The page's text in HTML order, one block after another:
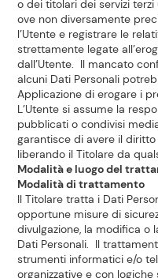
o dei titolari dei servizi
ove non diversamente
l’Utente e registrare le
strettamente legate
dall’Utente. Il mancato
alcuni Dati Personali
Applicazione di erogare i
L’Utente si assume la
pubblicati o condivisi
garantisce di avere il
liberando il Titolare da
Modalità e luogo del
Modalità di trattamento
Il Titolare tratta i Dati
opportune misure di
divulgazione, la modifica o
Dati Personali. Il
strumenti informatici e/o
organizzative e con